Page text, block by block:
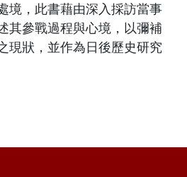
境，此書藉由深入採訪當事
其參戰過程與心境，以彌補
現狀，並作為日後歷史研究